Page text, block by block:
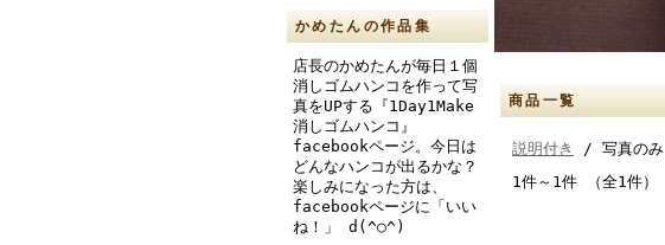
かめたんの作品集
店長のかめたんが毎日１個
消しゴムハンコを作って写
真をUPする『1Day1Make
消しゴムハンコ』
facebookページ。今日は
どんなハンコが出るかな？
楽しみになった方は、
facebookページに「いい
ね！」 d(^○^)
商品一覧
説明付き
/ 写真のみ
1件～1件 （全1件）